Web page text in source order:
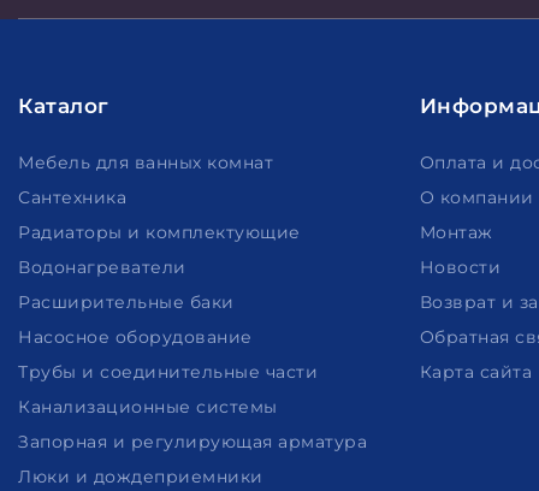
Каталог
Мебель для ванных комнат
Сантехника
Радиаторы и комплектующие
Водонагреватели
Расширительные баки
Насосное оборудование
Трубы и соединительные части
Канализационные системы
Запорная и регулирующая арматура
Люки и дождеприемники
Оплата и
О компании
Монтаж
Новости
Возврат и
Обратная
Карта сайта